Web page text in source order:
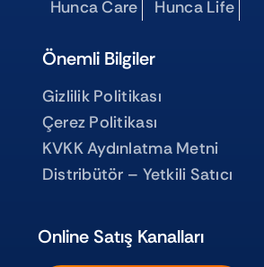
Online Satış Kanalları
Hunca Care
Hunca Life
Önemli Bilgiler
Gizlilik Politikası
Çerez Politikası
KVKK Aydınlatma Metni
Distribütör – Yetkili Satıcı